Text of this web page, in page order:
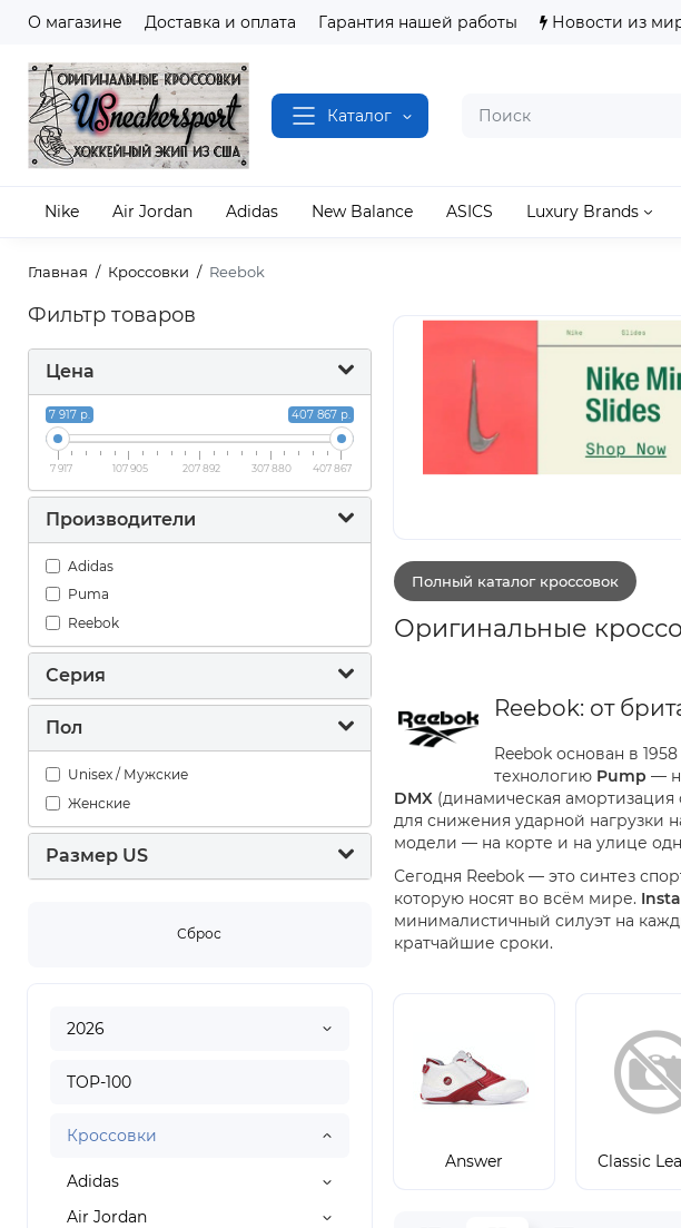
О магазине Доставка и оплата Гарантия нашей работы Новости из
Каталог
Nike Air Jordan Adidas New Balance ASICS Luxury Brands
Главная Кроссовки Reebok
Фильтр товаров
Цена
7 917 р. 407 867 р.
7 917 107 905 207 892 307 880 407 867
Производители
Adidas
Puma
Reebok
Серия
Пол
Unisex / Мужские
Женские
Размер US
Сброс
2026
TOP-100
Кроссовки
Adidas
Air Jordan
Полный каталог кроссовок
Оригинальные
Reebok: от
Reebok основан в
технологию Pump —
DMX (динамическая
для снижения ударной нагрузки
модели — на корте и на улице
Сегодня Reebok — это синтез
которую носят во всём мире.
минималистичный силуэт на
кратчайшие сроки.
Answer Classic